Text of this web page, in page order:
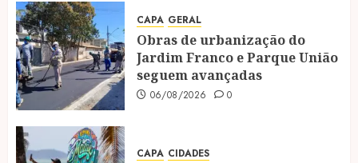
CAPA GERAL
Obras de urbanização do
Jardim Franco e Parque União
seguem avançadas
06/08/2026 0
CAPA CIDADES